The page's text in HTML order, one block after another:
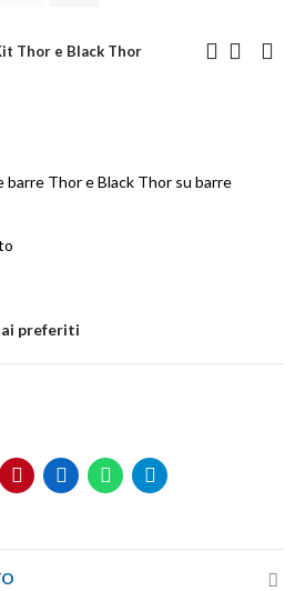
Thor e Black Thor
Thor e Black Thor su barre
preferiti